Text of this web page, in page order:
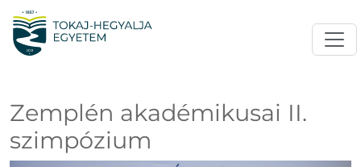
Zemplén akadémikusai II.
szimpózium